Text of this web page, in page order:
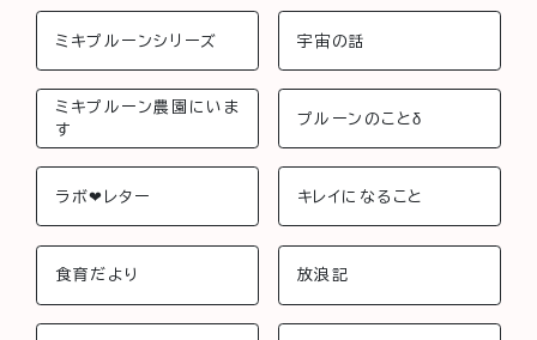
ミキプルーンシリーズ 宇宙の話
ミキプルーン農園にいま
す
プルーンのことδ
ラボ❤︎レター キレイになること
食育だより 放浪記